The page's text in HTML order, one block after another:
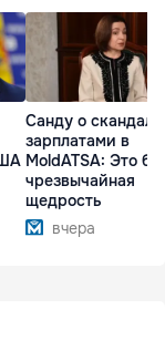
Санду о
зарплатами в
MoldATSA: Это
чрезвычайная
щедрость
вчера